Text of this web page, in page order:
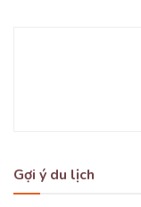
Gợi ý du lịch